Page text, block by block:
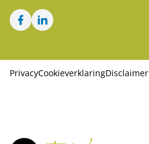
FacebookLinkedIn
PrivacyCookieverklaringDisclaimer